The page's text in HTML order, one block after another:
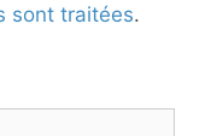
sont traitées.